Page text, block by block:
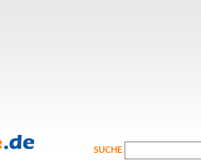
SUCHE